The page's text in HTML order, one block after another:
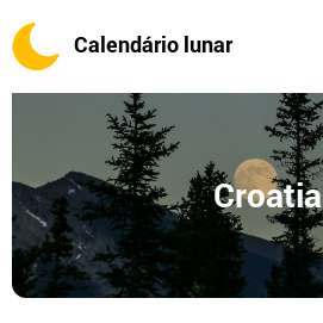
Calendário lunar
Croatia